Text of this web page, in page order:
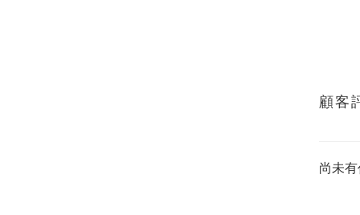
顧客
尚未